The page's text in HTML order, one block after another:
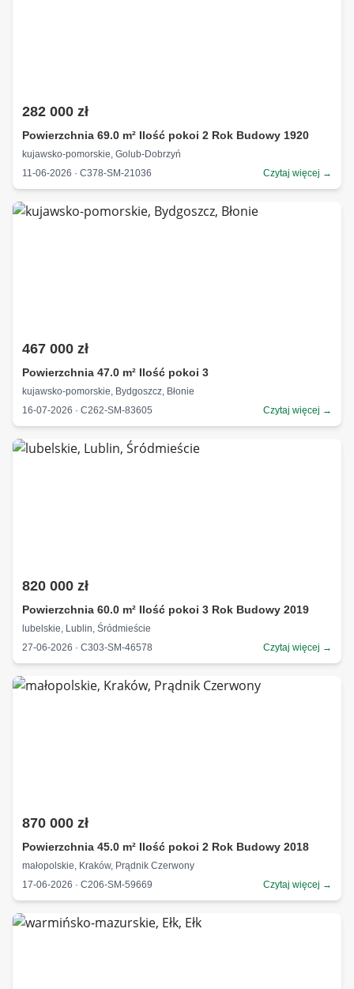
282 000 zł
Powierzchnia 69.0 m² Ilość pokoi 2 Rok Budowy 1920
kujawsko-pomorskie, Golub-Dobrzyń
11-06-2026 · C378-SM-21036
Czytaj więcej →
467 000 zł
Powierzchnia 47.0 m² Ilość pokoi 3
kujawsko-pomorskie, Bydgoszcz, Błonie
16-07-2026 · C262-SM-83605
Czytaj więcej →
820 000 zł
Powierzchnia 60.0 m² Ilość pokoi 3 Rok Budowy 2019
lubelskie, Lublin, Śródmieście
27-06-2026 · C303-SM-46578
Czytaj więcej →
870 000 zł
Powierzchnia 45.0 m² Ilość pokoi 2 Rok Budowy 2018
małopolskie, Kraków, Prądnik Czerwony
17-06-2026 · C206-SM-59669
Czytaj więcej →